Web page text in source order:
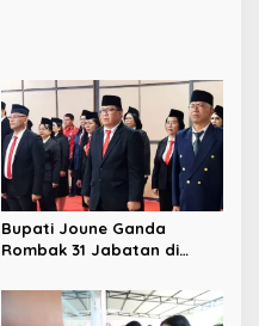
Bupati Joune Ganda
Rombak 31 Jabatan di
Watupongoh Pimpin
Diskominfosan